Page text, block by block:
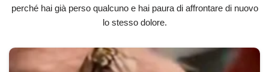
perché hai già perso qualcuno e hai paura di affrontare di nuovo
lo stesso dolore.